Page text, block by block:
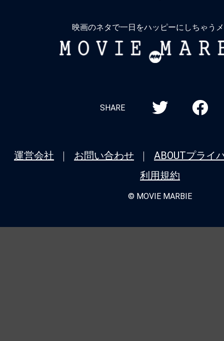
映画のネタで一日をハッピーにしちゃう
MOVIE
SHARE
運営会社 お問い合わせ ABOUTプライ
利用規約
© MOVIE MARBIE